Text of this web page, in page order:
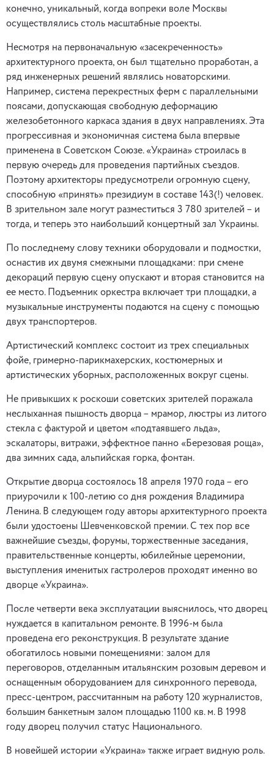
конечно, уникальный, когда вопреки воле Москвы
осуществлялись столь масштабные проекты.
Несмотря на первоначальную «засекреченность»
архитектурного проекта, он был тщательно проработан, а
ряд инженерных решений являлись новаторскими.
Например, система перекрестных ферм с параллельными
поясами, допускающая свободную деформацию
железобетонного каркаса здания в двух направлениях. Эта
прогрессивная и экономичная система была впервые
применена в Советском Союзе. «Украина» строилась в
первую очередь для проведения партийных съездов.
Поэтому архитекторы предусмотрели огромную сцену,
способную «принять» президиум в составе 143(!) человек.
В зрительном зале могут разместиться 3 780 зрителей – и
тогда, и теперь это наибольший концертный зал Украины.
По последнему слову техники оборудовали и подмостки,
оснастив их двумя смежными площадками: при смене
декораций первую сцену опускают и вторая становится на
ее место. Подъемник оркестра включает три площадки, а
музыкальные инструменты подаются на сцену с помощью
двух транспортеров.
Артистический комплекс состоит из трех специальных
фойе, гримерно-парикмахерских, костюмерных и
артистических уборных, расположенных вокруг сцены.
Не привыкших к роскоши советских зрителей поражала
неслыханная пышность дворца – мрамор, люстры из литого
стекла с фактурой и цветом «подтаявшего льда»,
эскалаторы, витражи, эффектное панно «Березовая роща»,
два зимних сада, альпийская горка, фонтан.
Открытие дворца состоялось 18 апреля 1970 года – его
приурочили к 100-летию со дня рождения Владимира
Ленина. В следующем году авторы архитектурного проекта
были удостоены Шевченковской премии. С тех пор все
важнейшие съезды, форумы, торжественные заседания,
правительственные концерты, юбилейные церемонии,
выступления именитых гастролеров проходят именно во
дворце «Украина».
После четверти века эксплуатации выяснилось, что дворец
нуждается в капитальном ремонте. В 1996-м была
проведена его реконструкция. В результате здание
обогатилось новыми помещениями: залом для
переговоров, отделанным итальянским розовым деревом и
оснащенным оборудованием для синхронного перевода,
пресс-центром, рассчитанным на работу 120 журналистов,
большим банкетным залом площадью 1100 кв. м. В 1998
году дворец получил статус Национального.
В новейшей истории «Украина» также играет видную роль.